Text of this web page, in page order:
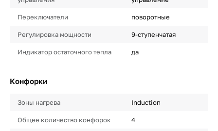
Переключатели поворотные
Регулировка мощности 9-ступенчатая
Индикатор остаточного тепла да
Конфорки
Зоны нагрева Induction
Общее количество конфорок 4